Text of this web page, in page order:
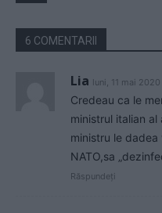
6 COMENTARII
Lia luni, 11 mai
Credeau ca le
ministrul italian
ministru le
NATO,sa
Răspundeți